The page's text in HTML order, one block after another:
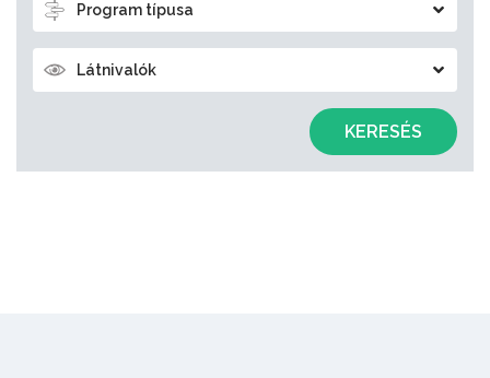
Program típusa
Látnivalók
KERESÉS